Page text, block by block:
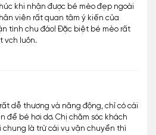
khi nhận được bé mèo đẹp ngoài
viên rất quan tâm ý kiến của
tình chu đáo! Đặc biệt bé mèo rất
vch luôn.
dễ thương và năng động, chỉ có cái
để bé hơi dơ. Chị chăm sóc khách
chung là trừ cái vụ vận chuyển thì